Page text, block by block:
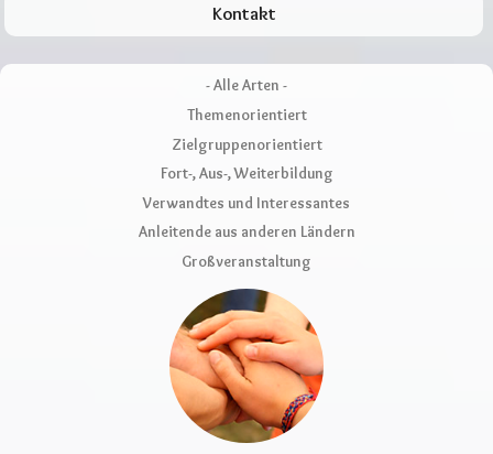
Kontakt
- Alle Arten -
Themenorientiert
Zielgruppenorientiert
Fort-, Aus-, Weiterbildung
Verwandtes und Interessantes
Anleitende aus anderen Ländern
Großveranstaltung